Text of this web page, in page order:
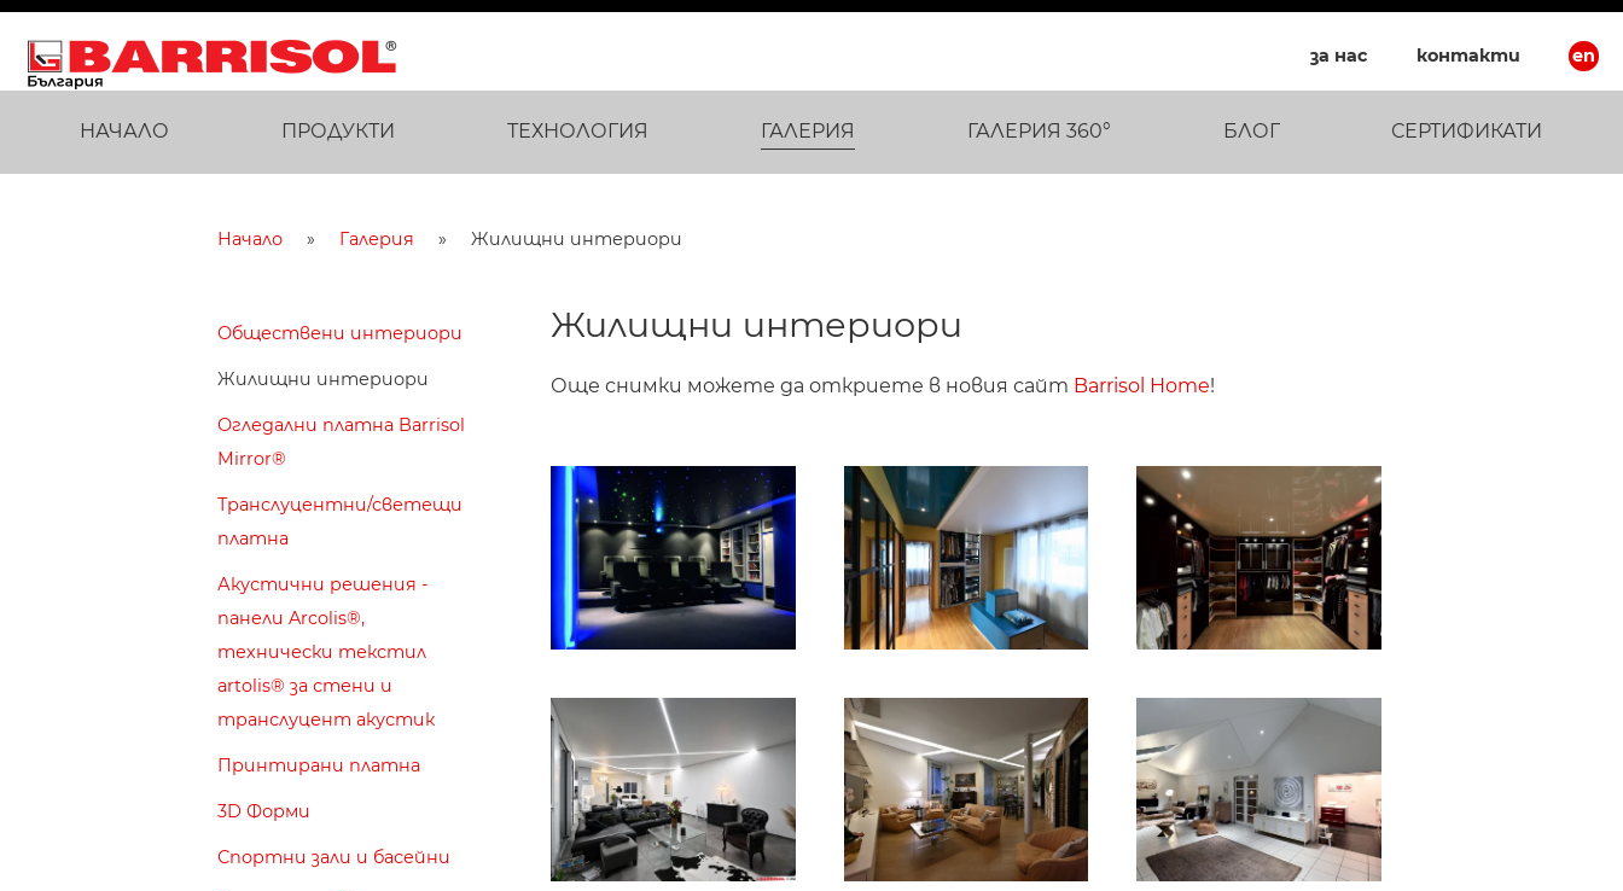
en
за нас контакти
НАЧАЛО ПРОДУКТИ ТЕХНОЛОГИЯ ГАЛЕРИЯ ГАЛЕРИЯ 360° БЛОГ СЕРТИФИКАТИ
Начало Галерия Жилищни интериори
Жилищни интериори
Още снимки можете да откриете в новия сайт Barrisol Home!
Обществени интериори
Жилищни интериори
Огледални платна Barrisol
Mirror®
Транслуцентни/светещи
платна
Акустични решения -
панели Arcolis®,
технически текстил
artolis® за стени и
транслуцент акустик
Принтирани платна
3D Форми
Спортни зали и басейни